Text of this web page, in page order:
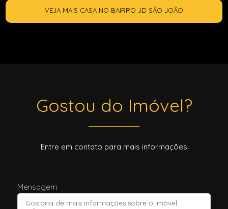
VEJA MAIS CASA NO BAIRRO JD SÃO JOÃO
Gostou do Imóvel?
Entre em contato para mais informações
Mensagem